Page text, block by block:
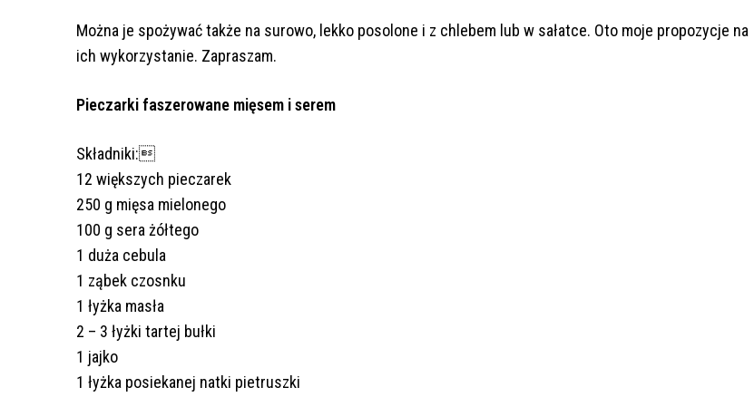
Można je spożywać także na surowo, lekko posolone i z chlebem lub w sałatce. Oto moje propozycje na
ich wykorzystanie. Zapraszam.
Pieczarki faszerowane mięsem i serem
Składniki:
12 większych pieczarek
250 g mięsa mielonego
100 g sera żółtego
1 duża cebula
1 ząbek czosnku
1 łyżka masła
2 – 3 łyżki tartej bułki
1 jajko
1 łyżka posiekanej natki pietruszki